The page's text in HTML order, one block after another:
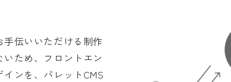
伝いいただける制作
ため、フロントエン
ンを、パレットCMS